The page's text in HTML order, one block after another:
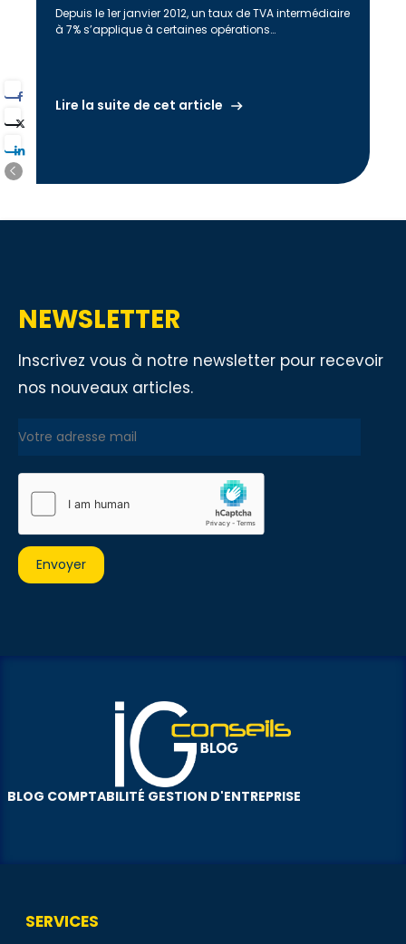
Depuis le 1er janvier 2012, un taux de TVA intermédiaire
à 7% s’applique à certaines opérations
Lire la suite de cet article
NEWSLETTER
Inscrivez vous à notre newsletter pour recevoir
nos nouveaux articles.
BLOG COMPTABILITÉ GESTION D'ENTREPRISE
SERVICES